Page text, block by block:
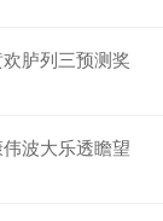
胪列三预测奖
波大乐透瞻望